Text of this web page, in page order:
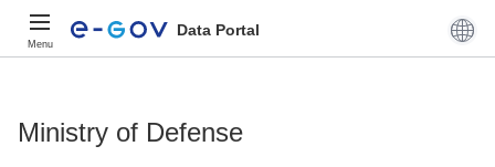
Menu
Data Portal
Ministry of Defense